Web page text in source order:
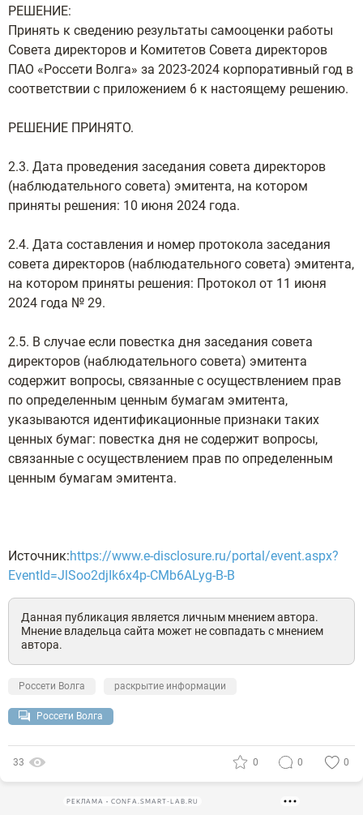
РЕШЕНИЕ:
Принять к сведению результаты самооценки работы
Совета директоров и Комитетов Совета директоров
ПАО «Россети Волга» за 2023-2024 корпоративный год в
соответствии с приложением 6 к настоящему решению.
РЕШЕНИЕ ПРИНЯТО.
2.3. Дата проведения заседания совета директоров
(наблюдательного совета) эмитента, на котором
приняты решения: 10 июня 2024 года.
2.4. Дата составления и номер протокола заседания
совета директоров (наблюдательного совета) эмитента,
на котором приняты решения: Протокол от 11 июня
2024 года № 29.
2.5. В случае если повестка дня заседания совета
директоров (наблюдательного совета) эмитента
содержит вопросы, связанные с осуществлением прав
по определенным ценным бумагам эмитента,
указываются идентификационные признаки таких
ценных бумаг: повестка дня не содержит вопросы,
связанные с осуществлением прав по определенным
ценным бумагам эмитента.
Источник:https://www.e-disclosure.ru/portal/event.aspx?
EventId=JlSoo2djIk6x4p-CMb6ALyg-B-B
Данная публикация является личным мнением автора.
Мнение владельца сайта может не совпадать с мнением
автора.
Россети Волга раскрытие информации
Россети Волга
33 0 0 0
РЕКЛАМА • CONFA.SMART-LAB.RU